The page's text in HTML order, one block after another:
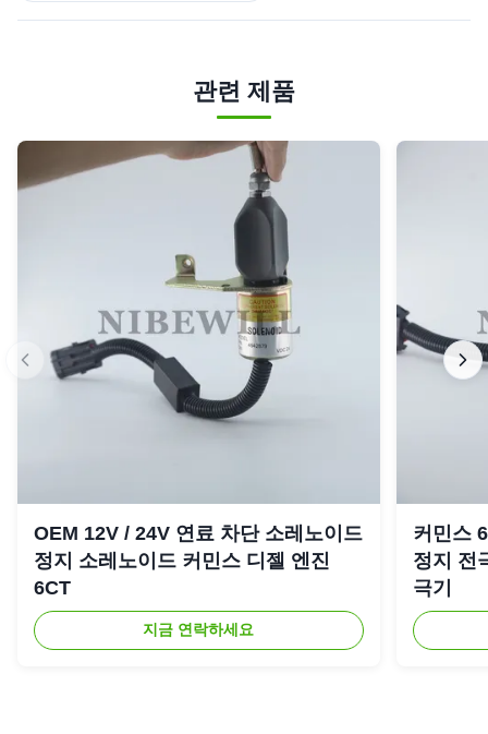
관련 제품
OEM 12V / 24V 연료 차단 소레노이드
정지 소레노이드 커민스 디젤 엔진
6CT
지금 연락하세요
커민스
정지 전
극기